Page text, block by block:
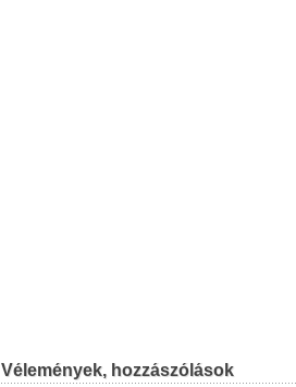
Vélemények, hozzászólások